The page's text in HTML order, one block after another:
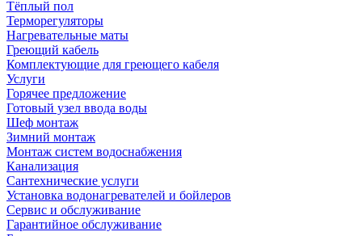
Тёплый пол
Терморегуляторы
Нагревательные маты
Греющий кабель
Комплектующие для греющего кабеля
Услуги
Горячее предложение
Готовый узел ввода воды
Шеф монтаж
Зимний монтаж
Монтаж систем водоснабжения
Канализация
Сантехнические услуги
Установка водонагревателей и бойлеров
Сервис и обслуживание
Гарантийное обслуживание